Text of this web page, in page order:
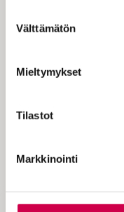
valinta
Välttämätön
Mieltymykset
Tilastot
Markkinointi